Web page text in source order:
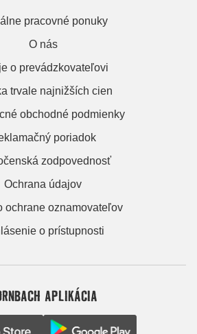
pracovné ponuky
O nás
o prevádzkovateľovi
trvale najnižších cien
obchodné podmienky
poriadok
zodpovednosť
Ochrana údajov
ochrane oznamovateľov
o prístupnosti
APLIKÁCIA